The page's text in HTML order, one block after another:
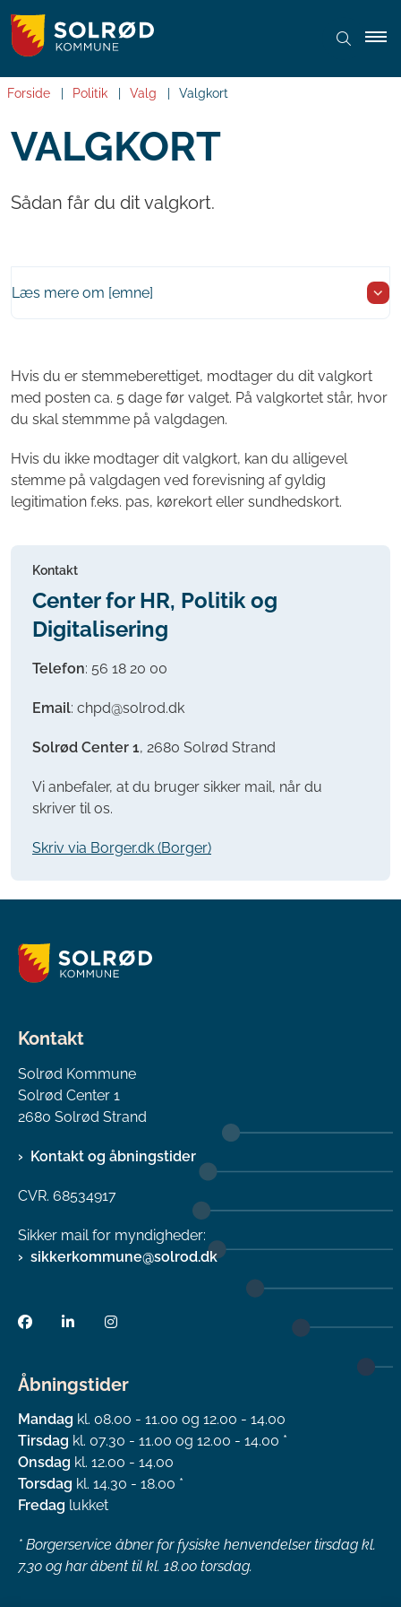
Forside Politik Valg Valgkort
VALGKORT
Sådan får du dit valgkort.
Læs mere om [emne]
Hvis du er stemmeberettiget, modtager du dit valgkort
med posten ca. 5 dage før valget. På valgkortet står, hvor
du skal stemmme på valgdagen.
Hvis du ikke modtager dit valgkort, kan du alligevel
stemme på valgdagen ved forevisning af gyldig
legitimation f.eks. pas, kørekort eller sundhedskort.
Kontakt
Center for HR, Politik og
Digitalisering
Telefon: 56 18 20 00
Email: chpd@solrod.dk
Solrød Center 1, 2680 Solrød Strand
Vi anbefaler, at du bruger sikker mail, når du
skriver til os.
Skriv via Borger.dk (Borger)
Kontakt
Solrød Kommune
Solrød Center 1
2680 Solrød Strand
Kontakt og åbningstider
CVR. 68534917
Sikker mail for myndigheder:
sikkerkommune@solrod.dk
Åbningstider
Mandag kl. 08.00 - 11.00 og 12.00 - 14.00
Tirsdag kl. 07.30 - 11.00 og 12.00 - 14.00 *
Onsdag kl. 12.00 - 14.00
Torsdag kl. 14.30 - 18.00 *
Fredag lukket
* Borgerservice åbner for fysiske henvendelser tirsdag kl.
7.30 og har åbent til kl. 18.00 torsdag.